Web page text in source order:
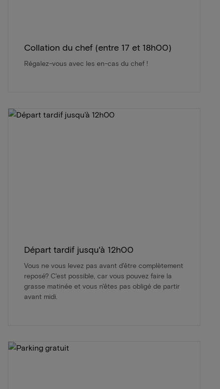
Collation du chef (entre 17 et 18h00)
Régalez-vous avec les en-cas du chef !
Départ tardif jusqu'à 12h00
Vous ne vous levez pas avant d'être complètement
reposé? C'est possible, car vous pouvez faire la
grasse matinée et vous n'êtes pas obligé de partir
avant midi.